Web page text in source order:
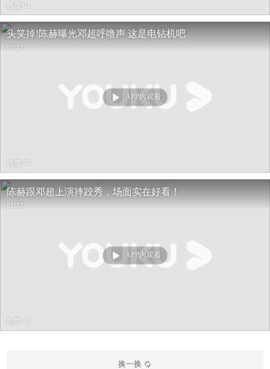
热度 61
头笑掉!陈赫曝光邓超呼噜声 这是电钻机吧
01:22
APP内观看
热度 58
陈赫跟邓超上演摔跤秀，场面实在好看！
01:37
APP内观看
热度 37
换一换